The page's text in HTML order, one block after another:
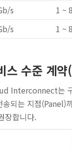
s
1 ~
s
1 ~
스 수준 계
Interconnect는 구
송되는 지점(Panel)
장합니다.